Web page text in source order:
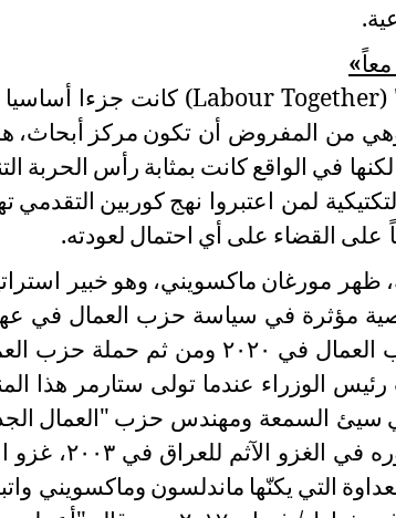
معاً»
(
Labour Together) كانت جزءا
وهي من المفروض أن تكون مركز أبحاث،
في الواقعكانت بمثابة رأس الحربة
لمن اعتبروا نهجكوربين التقدمي
على القضاء على أي احتمال لعودته.
ظهر مورغان ماكسويني، وهو خبير
مؤثرة في سياسة حزب العمال في
الوزراء عندما تولى ستارمر هذا
سيئ السمعة ومهندس حزب "العمال
بأنه مجرم حرب
التي يكنّها ماندلسون وماكسويني و